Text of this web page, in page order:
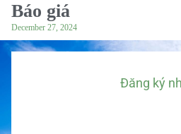
Báo giá
December 27, 2024
Đăng ký